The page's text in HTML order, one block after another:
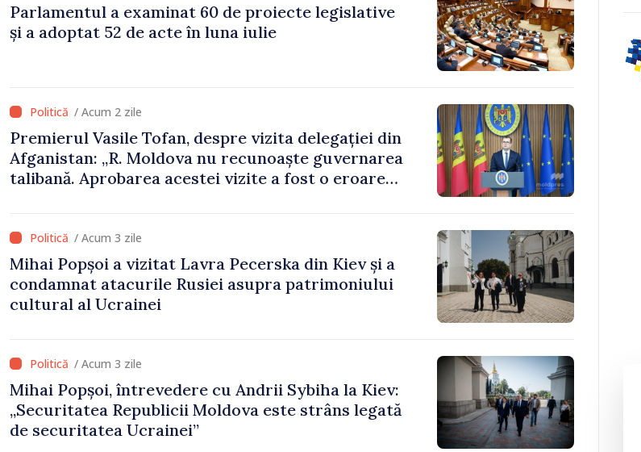
Parlamentul a examinat 60 de proiecte legislative
și a adoptat 52 de acte în luna iulie
/ Acum 2 zile
Premierul Vasile Tofan, despre vizita delegației din
Afganistan: „R. Moldova nu recunoaște guvernarea
talibană. Aprobarea acestei vizite a fost o eroare
/ Acum 3 zile
Mihai Popșoi a vizitat Lavra Pecerska din Kiev și a
condamnat atacurile Rusiei asupra patrimoniului
cultural al Ucrainei
/ Acum 3 zile
Mihai Popșoi, întrevedere cu Andrii Sybiha la Kiev:
„Securitatea Republicii Moldova este strâns legată
de securitatea Ucrainei”